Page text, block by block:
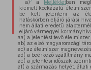
a) a Mellékletben
kiemelt kockázatú
be kell jelenteni az
hatáskörben eljáró járási
nem állati eredetű
eljáró vármegyei
aa) a jelentést tevő
ab) az első magyarországi
ac) az élelmiszer
ad) a beérkező szállítmány
ae) a jelentési időszak
af) a származás helyét, állati